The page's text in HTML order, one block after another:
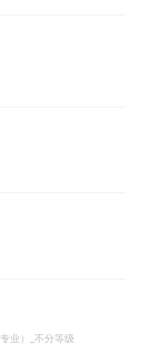
业）_不分等级